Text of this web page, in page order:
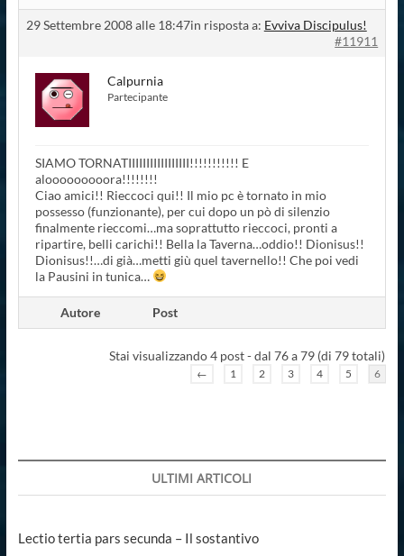
29 Settembre 2008 alle 18:47in risposta a: Evviva Discipulus!
#11911
Calpurnia
Partecipante
SIAMO TORNATIIIIIIIIIIIIIIIII!!!!!!!!!!! E
alooooooooora!!!!!!!!
Ciao amici!! Rieccoci qui!! Il mio pc è tornato in mio
possesso (funzionante), per cui dopo un pò di silenzio
finalmente rieccomi…ma soprattutto rieccoci, pronti a
ripartire, belli carichi!! Bella la Taverna…oddio!! Dionisus!!
Dionisus!!…di già…metti giù quel tavernello!! Che poi vedi
la Pausini in tunica…
Autore Post
Stai visualizzando 4 post - dal 76 a 79 (di 79 totali)
← 1 2 3 4 5 6
ULTIMI ARTICOLI
Lectio tertia pars secunda – Il sostantivo